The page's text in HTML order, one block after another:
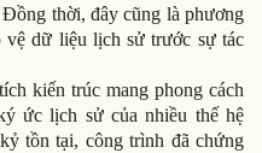
thời, đây cũng là phương
dữ liệu lịch sử trước sự tác
kiến trúc mang phong cách
ức lịch sử của nhiều thế hệ
tồn tại, công trình đã chứng